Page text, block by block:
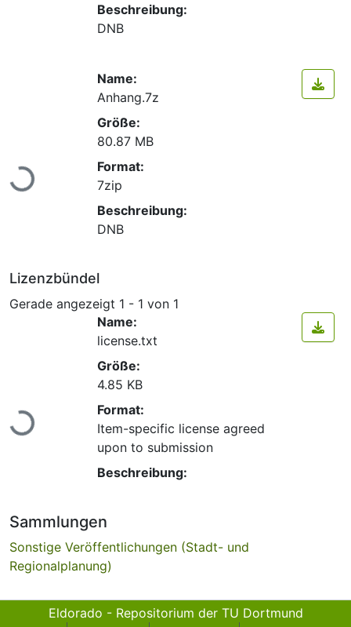
Beschreibung:
DNB
Lade...
Name:
Anhang.7z
Größe:
80.87 MB
Format:
7zip
Beschreibung:
DNB
Lizenzbündel
Gerade angezeigt 1 - 1 von 1
Lade...
Name:
license.txt
Größe:
4.85 KB
Format:
Item-specific license agreed
upon to submission
Beschreibung:
Sammlungen
Sonstige Veröffentlichungen (Stadt- und
Regionalplanung)
Eldorado - Repositorium der TU Dortmund